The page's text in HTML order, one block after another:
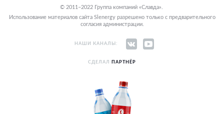
© 2011–2022 Группа компаний «Славда».
Использование материалов сайта Slenergy разрешено только с предварительного
согласия администрации.
НАШИ КАНАЛЫ:
СДЕЛАЛ ПАРТНЁР